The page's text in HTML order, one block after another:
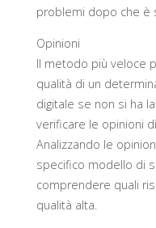
problemi dopo che è
Opinioni
Il metodo più veloce
qualità di un
digitale se non si ha
verificare le opinioni
Analizzando le
specifico modello di
comprendere quali
qualità alta.